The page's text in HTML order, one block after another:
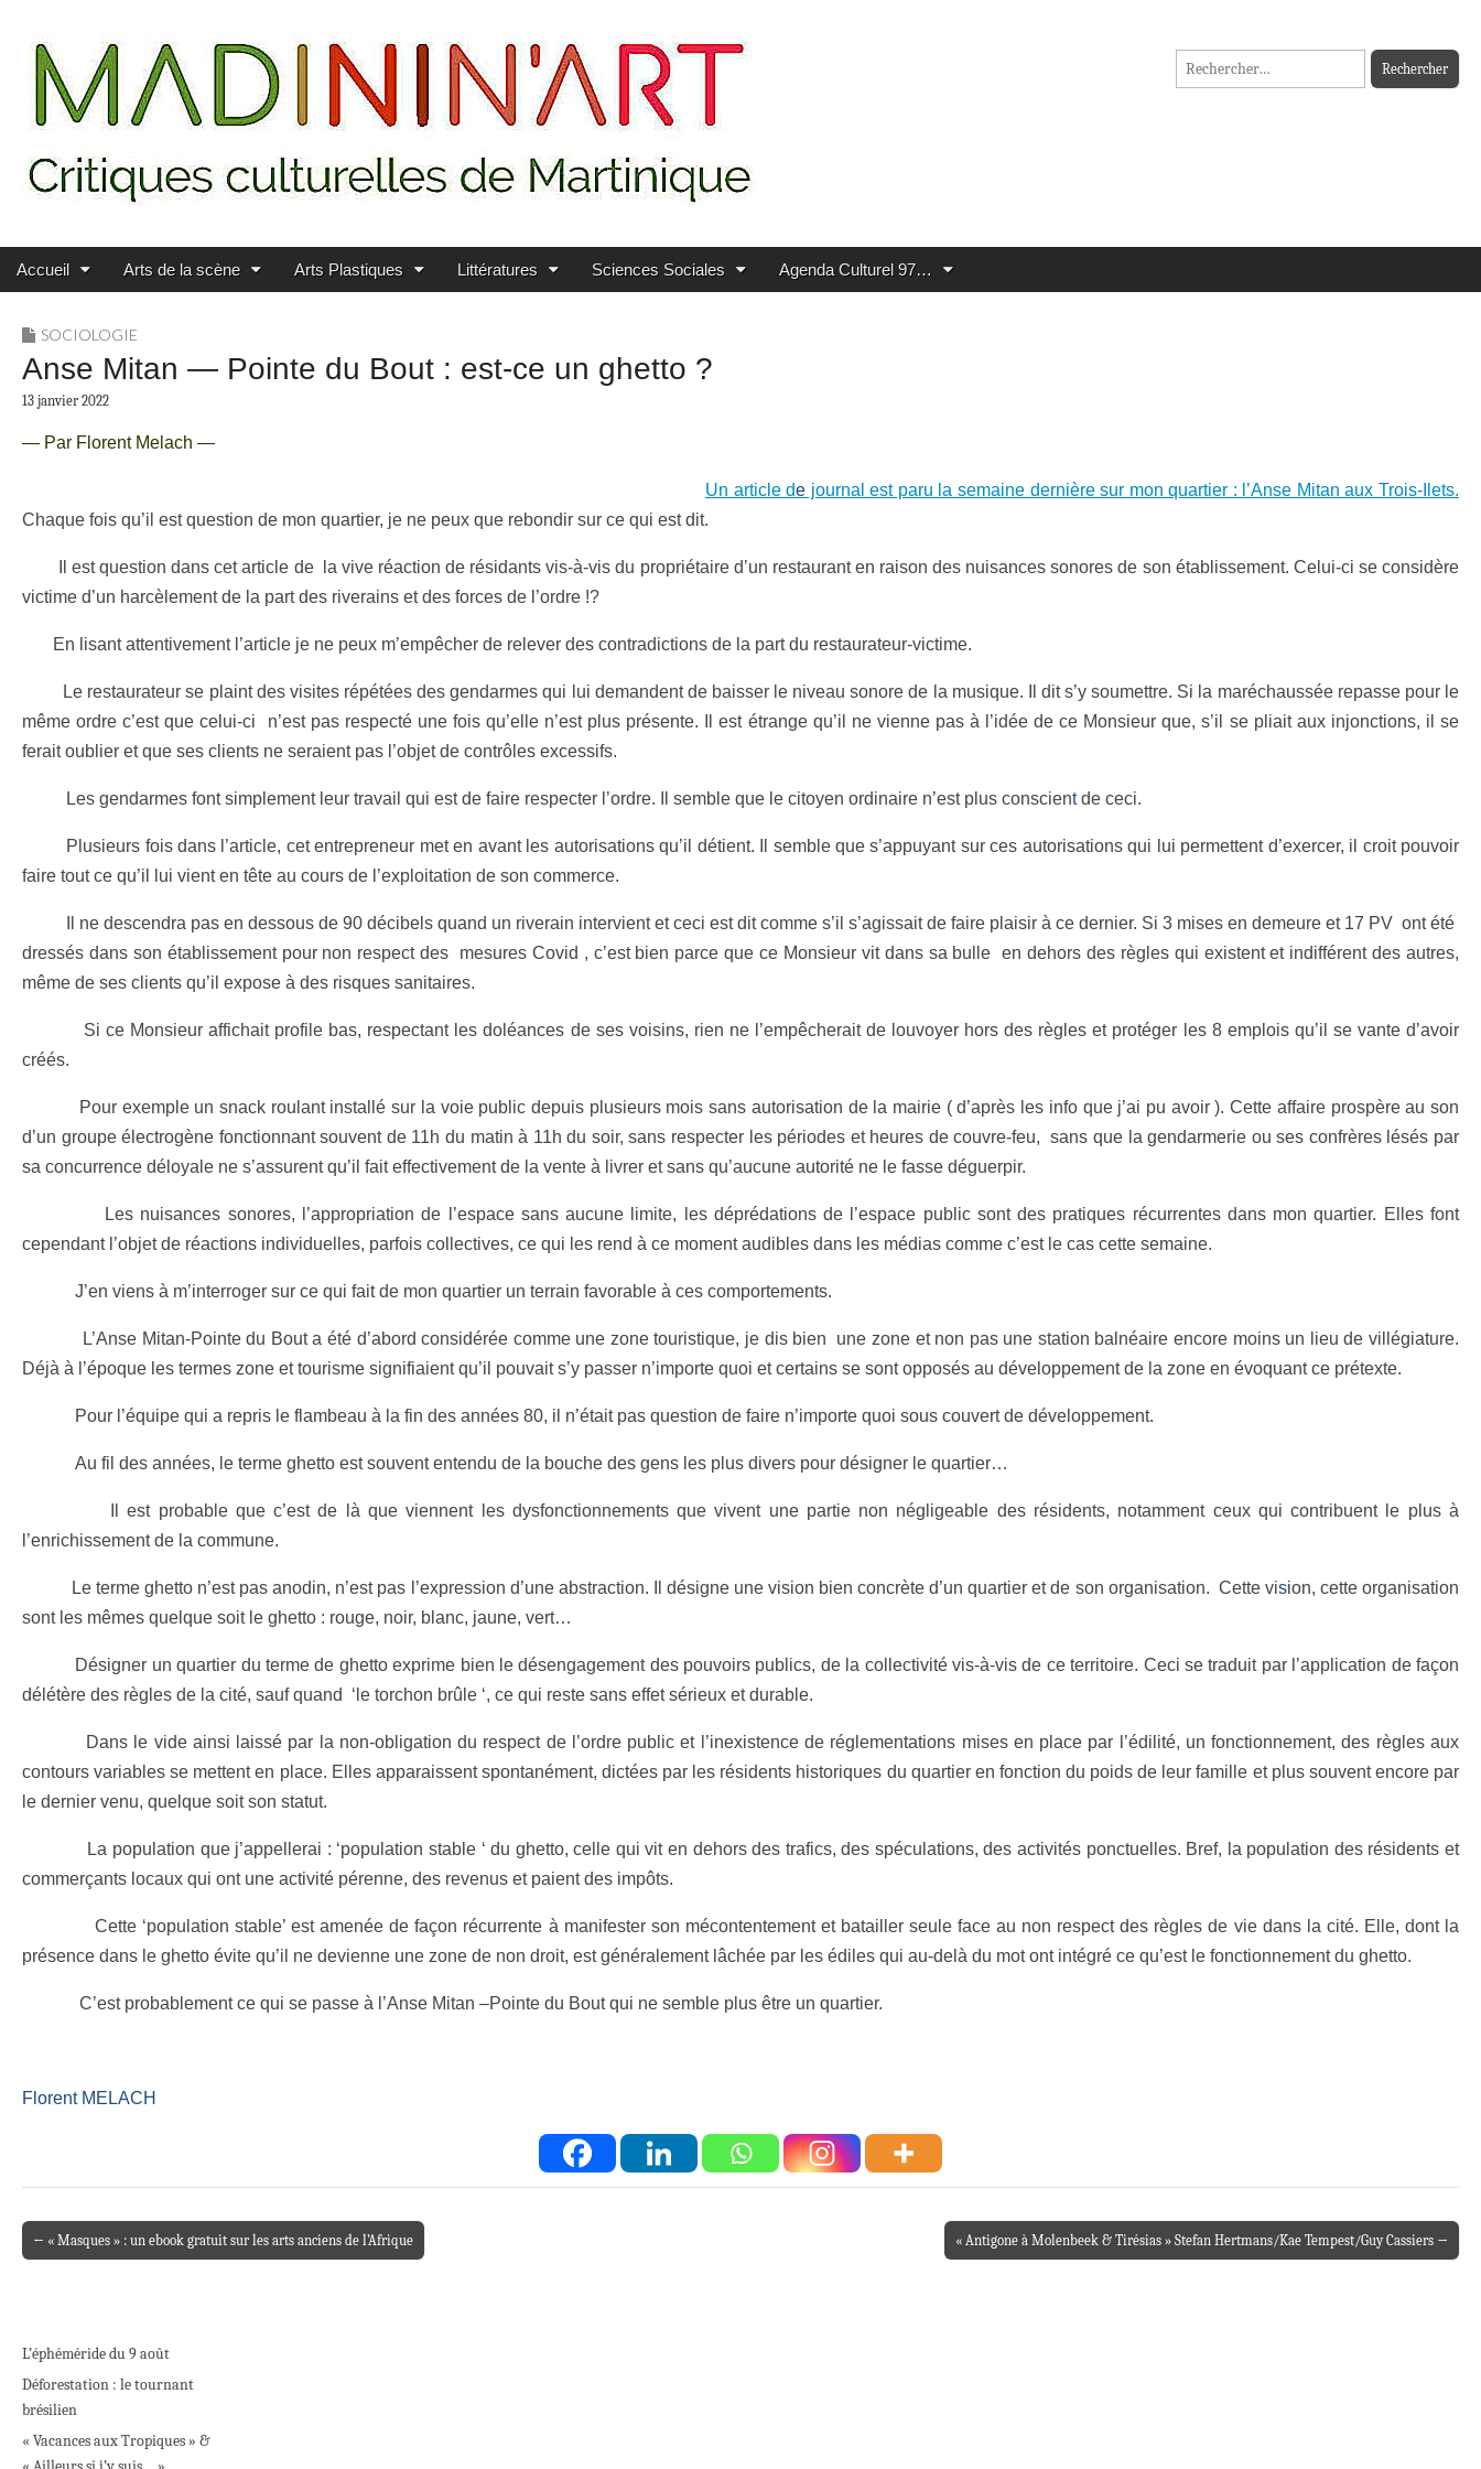
MADININ'ART
Rechercher :
Main menu
Skip to content
Accueil Arts de la scène Arts Plastiques Littératures Sciences Sociales Agenda Culturel 97…
SOCIOLOGIE
Anse Mitan — Pointe du Bout : est-ce un ghetto ?
13 janvier 2022
— Par Florent Melach —
Un article de journal est paru la semaine dernière sur mon quartier : l’Anse Mitan aux Trois-Ilets.
Chaque fois qu’il est question de mon quartier, je ne peux que rebondir sur ce qui est dit.
Il est question dans cet article de la vive réaction de résidants vis-à-vis du propriétaire d’un restaurant en raison des nuisances sonores de son établissement. Celui-ci se considère
victime d’un harcèlement de la part des riverains et des forces de l’ordre !?
En lisant attentivement l’article je ne peux m’empêcher de relever des contradictions de la part du restaurateur-victime.
Le restaurateur se plaint des visites répétées des gendarmes qui lui demandent de baisser le niveau sonore de la musique. Il dit s’y soumettre. Si la maréchaussée repasse pour le
même ordre c’est que celui-ci n’est pas respecté une fois qu’elle n’est plus présente. Il est étrange qu’il ne vienne pas à l’idée de ce Monsieur que, s’il se pliait aux injonctions, il se
ferait oublier et que ses clients ne seraient pas l’objet de contrôles excessifs.
Les gendarmes font simplement leur travail qui est de faire respecter l’ordre. Il semble que le citoyen ordinaire n’est plus conscientde ceci.
Plusieurs fois dans l’article, cet entrepreneur met en avant les autorisations qu’il détient. Il semble que s’appuyant sur ces autorisations qui lui permettent d’exercer, il croit pouvoir
faire tout ce qu’il lui vient en tête au cours de l’exploitation de son commerce.
Il ne descendra pas en dessous de 90 décibels quand un riverain intervient et ceci est dit comme s’il s’agissait de faire plaisir à ce dernier. Si 3 mises en demeure et 17 PV ont été
dressés dans son établissement pour non respect des mesures Covid , c’est bien parce que ce Monsieur vit dans sa bulle en dehors des règles qui existent et indifférent des autres,
même de ses clients qu’il expose à des risques sanitaires.
Si ce Monsieur affichait profile bas, respectant les doléances de ses voisins, rien ne l’empêcherait de louvoyer hors des règles et protéger les 8 emplois qu’il se vante d’avoir
créés.
Pour exemple un snack roulant installé sur la voie public depuis plusieurs mois sans autorisation de la mairie ( d’après les info que j’ai pu avoir ). Cette affaire prospère au son
d’un groupe électrogène fonctionnant souvent de 11h du matin à 11h du soir, sans respecter les périodes et heures de couvre-feu, sans que la gendarmerie ou ses confrères lésés par
sa concurrence déloyale ne s’assurent qu’il fait effectivement de la vente à livrer et sans qu’aucune autorité ne le fasse déguerpir.
Les nuisances sonores, l’appropriation de l’espace sans aucune limite, les déprédations de l’espace public sont des pratiques récurrentes dans mon quartier. Elles font
cependant l’objet de réactions individuelles, parfois collectives, ce qui les rend à ce moment audibles dans les médias comme c’est le cas cette semaine.
J’en viens à m’interroger sur ce qui fait de mon quartier un terrain favorable à ces comportements.
L’Anse Mitan-Pointe du Bout a été d’abord considérée comme une zone touristique, je dis bien une zone et non pas une station balnéaire encore moins un lieu de villégiature.
Déjà à l’époque les termes zone et tourisme signifiaient qu’il pouvait s’y passer n’importe quoi et certains se sont opposés au développement de la zone en évoquant ce prétexte.
Pour l’équipe qui a repris le flambeau à la fin des années 80, il n’était pas question de faire n’importe quoi sous couvert de développement.
Au fil des années, le terme ghetto est souvent entendu de la bouche des gens les plus divers pour désigner le quartier…
Il est probable que c’est de là que viennent les dysfonctionnements que vivent une partie non négligeable des résidents, notamment ceux qui contribuent le plus à
l’enrichissement de la commune.
Le terme ghetto n’est pas anodin, n’est pas l’expression d’une abstraction. Il désigne une vision bien concrète d’un quartier et de son organisation. Cette vision, cette organisation
sont les mêmes quelque soit le ghetto : rouge, noir, blanc, jaune, vert…
Désigner un quartier du terme de ghetto exprime bien le désengagement des pouvoirs publics, de la collectivité vis-à-vis de ce territoire. Ceci se traduit par l’application de façon
délétère des règles de la cité, sauf quand ‘le torchon brûle ‘, ce qui reste sans effet sérieux et durable.
Dans le vide ainsi laissé par la non-obligation du respect de l’ordre public et l’inexistence de réglementations mises en place par l’édilité, un fonctionnement, des règles aux
contours variables se mettent en place. Elles apparaissent spontanément, dictées par les résidents historiques du quartier en fonction du poids de leur famille et plus souvent encore par
le dernier venu, quelque soit son statut.
La population que j’appellerai : ‘population stable ‘ du ghetto, celle qui vit en dehors des trafics, des spéculations, des activités ponctuelles. Bref, la population des résidents et
commerçants locaux qui ont une activité pérenne, des revenus et paient des impôts.
Cette ‘population stable’ est amenée de façon récurrente à manifester son mécontentement et batailler seule face au non respect des règles de vie dans la cité. Elle, dont la
présence dans le ghetto évite qu’il ne devienne une zone de non droit, est généralement lâchée par les édiles qui au-delà du mot ont intégré ce qu’est le fonctionnement du ghetto.
C’est probablement ce qui se passe à l’Anse Mitan –Pointe du Bout qui ne semble plus être un quartier.
Florent MELACH
Post navigation
← « Masques » : un ebook gratuit sur les arts anciens de l’Afrique « Antigone à Molenbeek & Tirésias » Stefan Hertmans/Kae Tempest/Guy Cassiers →
L’éphéméride du 9 août
Déforestation : le tournant
brésilien
« Vacances aux Tropiques » &